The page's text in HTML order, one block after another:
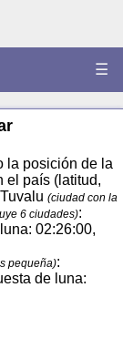
☰
la posición de la
el país (latitud,
(ciudad con la
6 ciudades):
02:26:00,
pequeña):
de luna: